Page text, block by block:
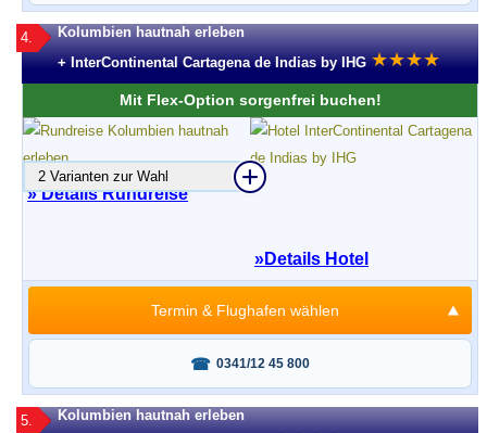
4.
Kolumbien hautnah erleben
+ InterContinental Cartagena de Indias by IHG ★★★★
Mit Flex-Option sorgenfrei buchen!
» Details Rundreise
2 Varianten zur Wahl
»Details Hotel
0341/12 45 800
Termin & Flughafen wählen
5.
Kolumbien hautnah erleben